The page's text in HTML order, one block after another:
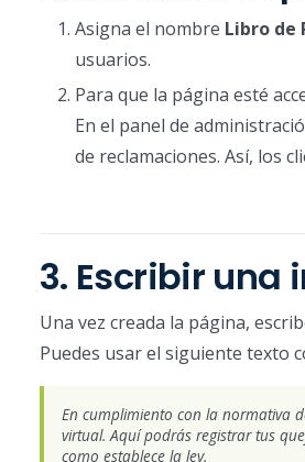
Asigna el nombre Libro de
usuarios.
Para que la página esté
En el panel de
de reclamaciones. Así, los
3. Escribir
Una vez creada la página,
Puedes usar el siguiente texto
En cumplimiento con la normativa
virtual. Aquí podrás registrar tus
como establece la ley.